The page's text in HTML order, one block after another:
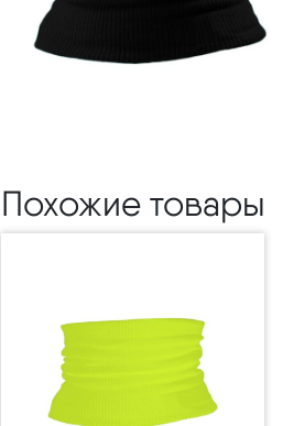
Похожие товары